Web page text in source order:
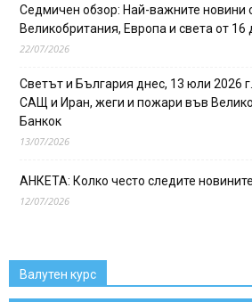
Седмичен обзор: Най-важните новини
Великобритания, Европа и света от 16
22/07/2026
Светът и България днес, 13 юли 2026
САЩ и Иран, жеги и пожари във
Банкок
13/07/2026
АНКЕТА: Колко често следите
12/07/2026
Валутен курс